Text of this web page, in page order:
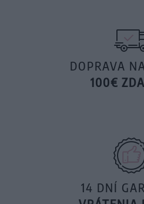
DOPRAVA
100€
14 DNÍ